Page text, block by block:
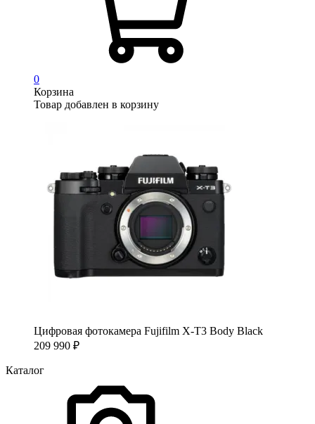
0
Корзина
Товар добавлен в корзину
Цифровая фотокамера Fujifilm X-T3 Body Black
209 990 ₽
Каталог